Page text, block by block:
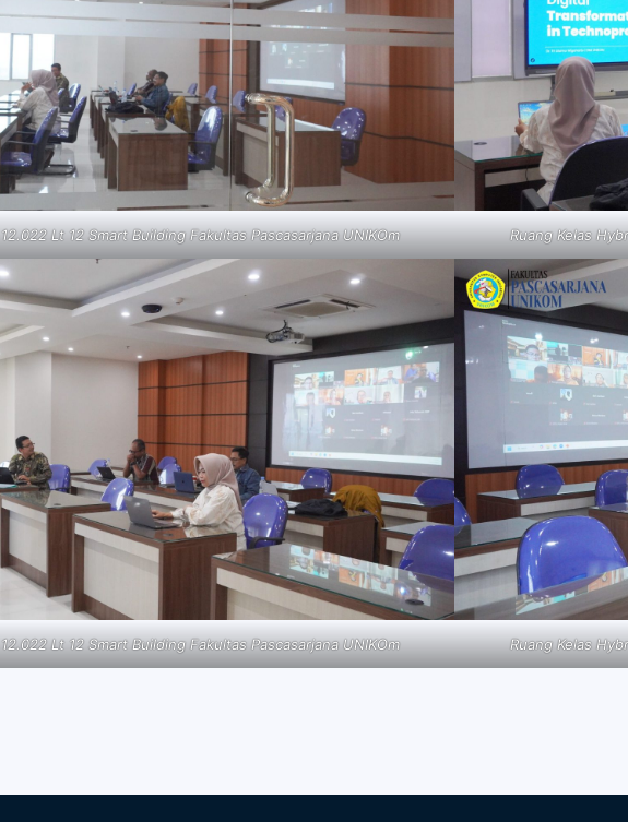
Lt 12 Smart Building Fakultas Pascasarjana UNIKOm Ruang Kelas
Lt 12 Smart Building Fakultas Pascasarjana UNIKOm Ruang Kelas